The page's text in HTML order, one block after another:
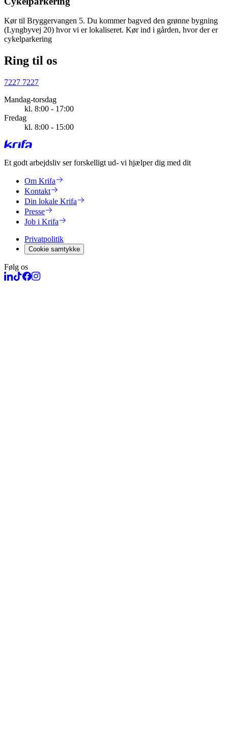
Kør til Bryggervangen 5. Du kommer bagved den grønne bygning
(Lyngbyvej 20) hvor vi er lokaliseret. Kør ind i gården, hvor der er
cykelparkering
Ring til os
7227 7227
Mandag-torsdag
kl. 8:00 - 17:00
Fredag
kl. 8:00 - 15:00
Et godt arbejdsliv ser forskelligt ud- vi hjælper dig med dit
Om Krifa
Kontakt
Din lokale Krifa
Presse
Job i Krifa
Privatpolitik
Cookie samtykke
Følg os